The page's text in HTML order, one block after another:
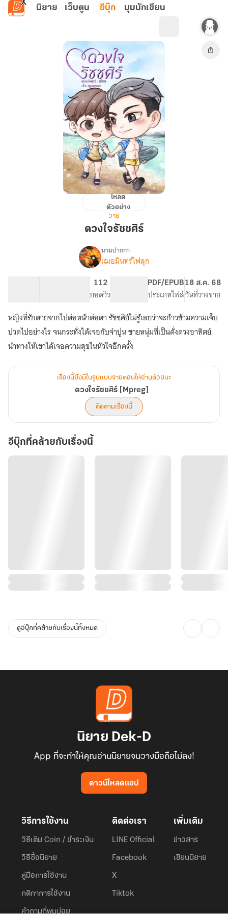
ข้ามไปยังเนื้อหาหลัก
นิยาย เว็บตูน อีบุ๊ก มุมนักเขียน
โหลด
ตัวอย่าง
วาย
ดวงใจรัชชศิร์
เรื่อง
ศิร์
[Mpreg]
นามปากกา
เฌอมินทร์ไฟลุก
112
ยอดวิว
PDF/EPUB
ประเภทไฟล์
18 ส.ค. 68
วันที่วางขาย
หญิงที่รักตายจากไปต่อหน้าต่อตา รัชชศิย์ไม่รู้เลยว่าจะก้าวข้ามความเจ็บ
ปวดไปอย่างไร จนกระทั่งได้เจอกับจำปูน ชายหนุ่มที่เป็นดั่งดวงอาทิตย์
นำทางให้เขาได้เจอความสุขในหัวใจอีกครั้ง
เรื่องนี้ยังมีในรูปแบบรายตอนให้อ่านด้วยนะ
ดวงใจรัชชศิร์ [Mpreg]
ติดตามเรื่องนี้
อีบุ๊กที่คล้ายกับเรื่องนี้
ดูอีบุ๊กที่คล้ายกับเรื่องนี้ทั้งหมด
นิยาย Dek-D
App ที่จะทำให้คุณอ่านนิยายจนวางมือถือไม่ลง!
ดาวน์โหลดแอป
วิธีการใช้งาน
วิธีเติม Coin / ชำระเงิน
วิธีซื้อนิยาย
คู่มือการใช้งาน
กติกาการใช้งาน
คำถามที่พบบ่อย
ติดต่อเรา
LINE Official
Facebook
X
Tiktok
เพิ่มเติม
ข่าวสาร
เขียนนิยาย